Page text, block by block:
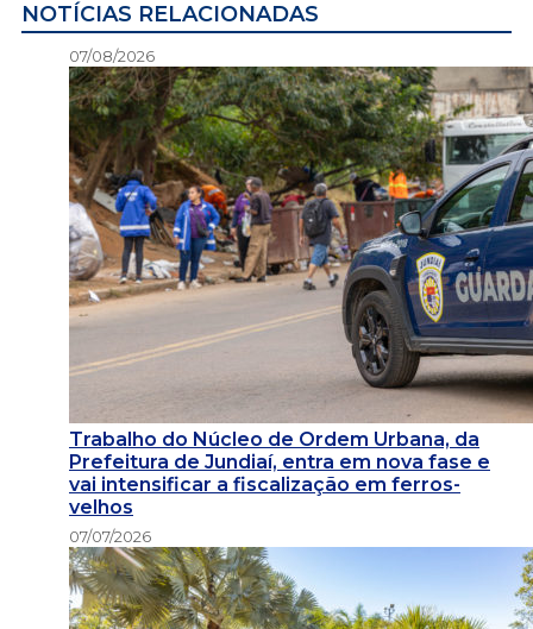
NOTÍCIAS RELACIONADAS
07/08/2026
Trabalho do Núcleo de Ordem Urbana, da
Prefeitura de Jundiaí, entra em nova fase e
vai intensificar a fiscalização em ferros-
velhos
07/07/2026